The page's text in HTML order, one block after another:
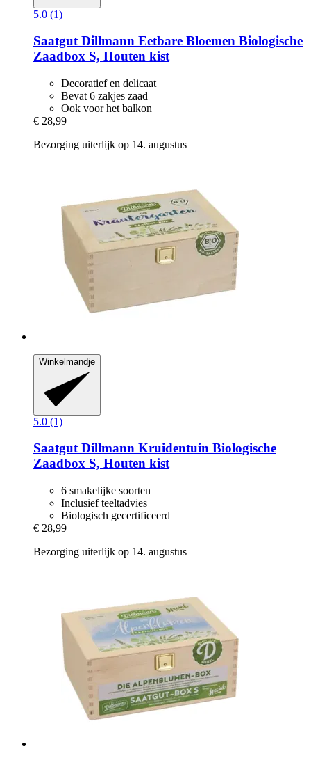
5.0 (1)
Saatgut Dillmann Eetbare Bloemen Biologische
Zaadbox S, Houten kist
Decoratief en delicaat
Bevat 6 zakjes zaad
Ook voor het balkon
€ 28,99
Bezorging uiterlijk op 14. augustus
Winkelmandje
5.0 (1)
Saatgut Dillmann Kruidentuin Biologische
Zaadbox S, Houten kist
6 smakelijke soorten
Inclusief teeltadvies
Biologisch gecertificeerd
€ 28,99
Bezorging uiterlijk op 14. augustus